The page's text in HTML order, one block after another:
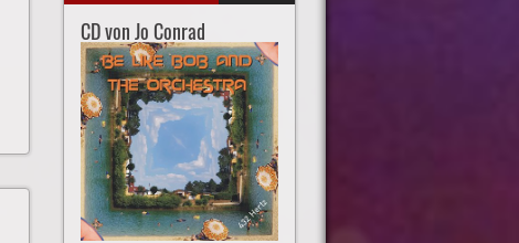
CD von Jo Conrad